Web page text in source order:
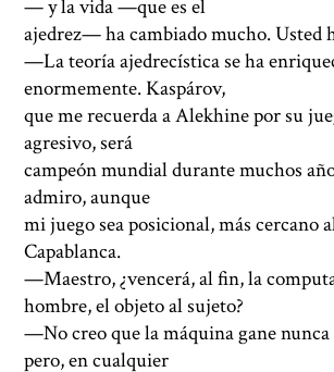
— y la vida —que es el
ajedrez— ha cambiado mucho. Usted
—La teoría ajedrecística se ha
enormemente. Kaspárov,
que me recuerda a Alekhine por su
agresivo, será
campeón mundial durante muchos
admiro, aunque
mi juego sea posicional, más cercano
Capablanca.
—Maestro, ¿vencerá, al fin, la
hombre, el objeto al sujeto?
—No creo que la máquina gane
pero, en cualquier